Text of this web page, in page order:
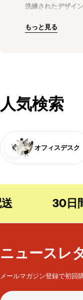
洗練されたデザイン
今すぐ
効率性と美観を両
して、
もっと見る
人気検索
オフィスデスク
30日間
ニュースレ
メールマガジン登録で初回
メ